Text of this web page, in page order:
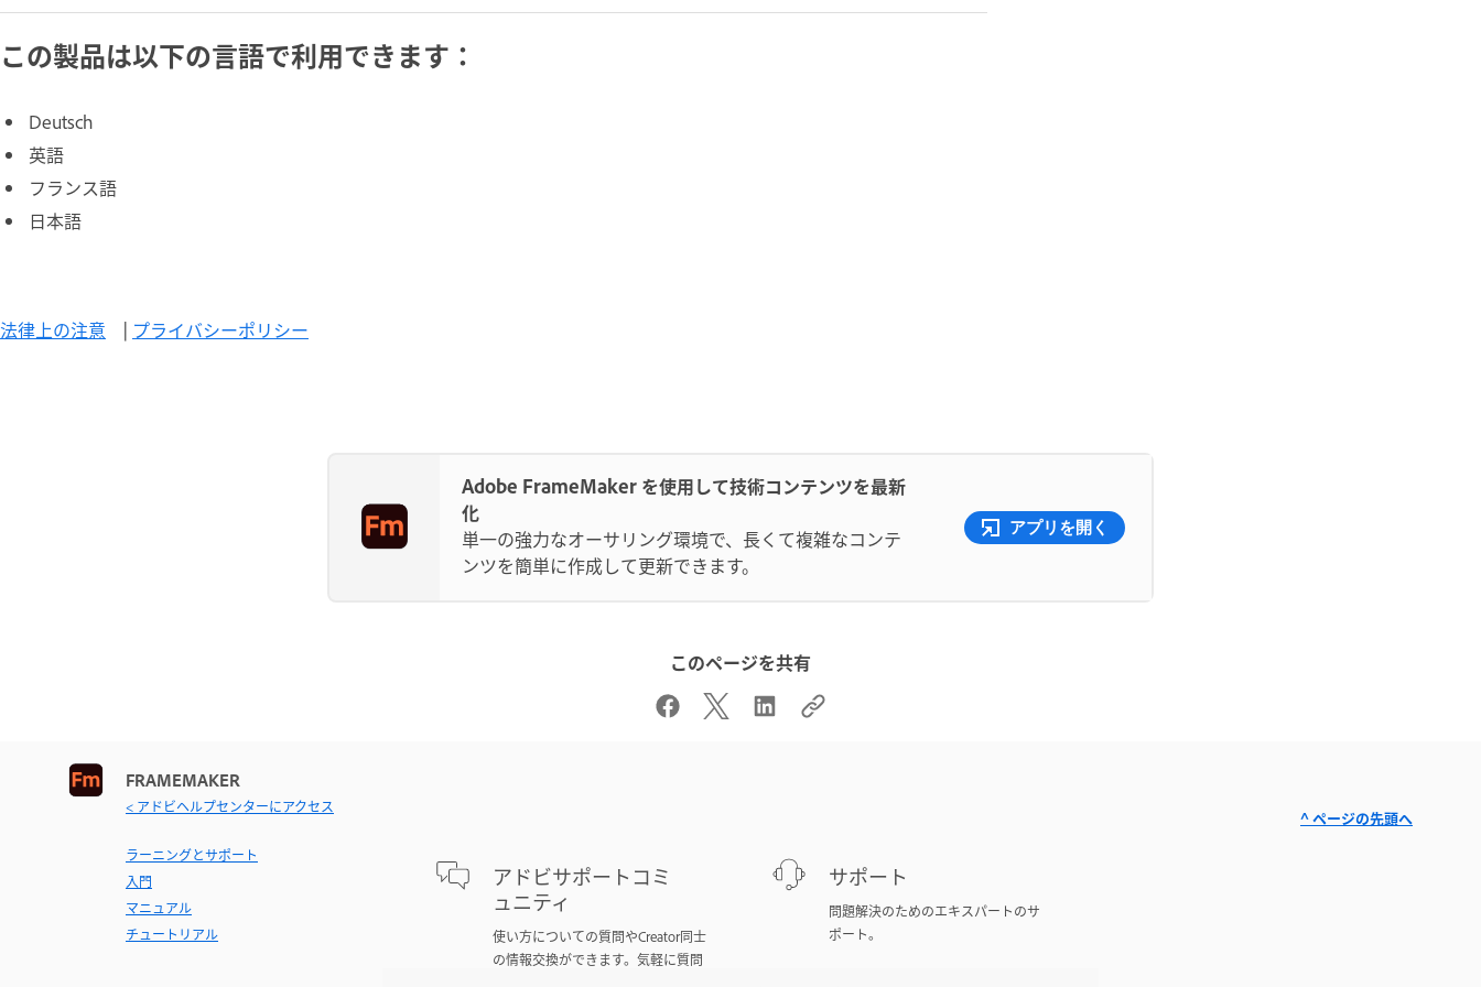
この製品は以下の言語で利用できます：
Deutsch
英語
フランス語
日本語
法律上の注意 | プライバシーポリシー
Adobe FrameMaker を使用して技術コンテンツを最新
化
単一の強力なオーサリング環境で、長くて複雑なコンテ
ンツを簡単に作成して更新できます。
アプリを開く
このページを共有
FRAMEMAKER
< アドビヘルプセンターにアクセス
ラーニングとサポート
入門
マニュアル
チュートリアル
アドビサポートコミ
ュニティ
使い方についての質問やCreator同士
の情報交換ができます。気軽に質問
サポート
問題解決のためのエキスパートのサ
ポート。
^ ページの先頭へ